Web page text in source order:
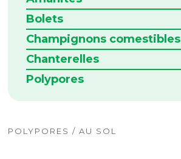
Bolets
Champignons comestibles
Chanterelles
Polypores
POLYPORES / AU SOL